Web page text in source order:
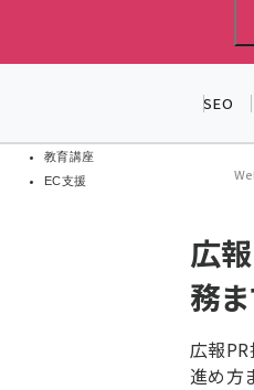
教育講座
EC支援
SEO
ン
く
ず
広
務
広報PR
進め方